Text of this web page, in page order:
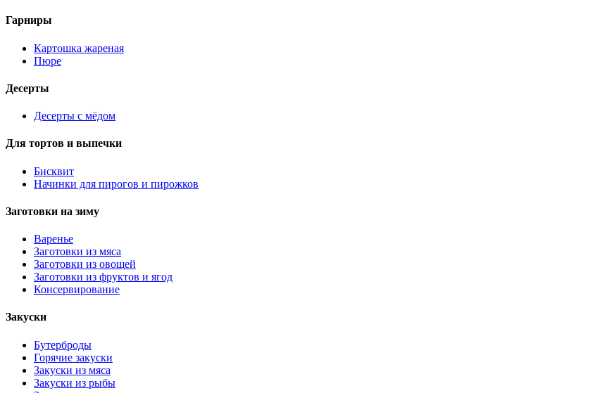
Гарниры
Картошка жареная
Пюре
Десерты
Десерты с мёдом
Для тортов и выпечки
Бисквит
Начинки для пирогов и пирожков
Заготовки на зиму
Варенье
Заготовки из мяса
Заготовки из овощей
Заготовки из фруктов и ягод
Консервирование
Закуски
Бутерброды
Горячие закуски
Закуски из мяса
Закуски из рыбы